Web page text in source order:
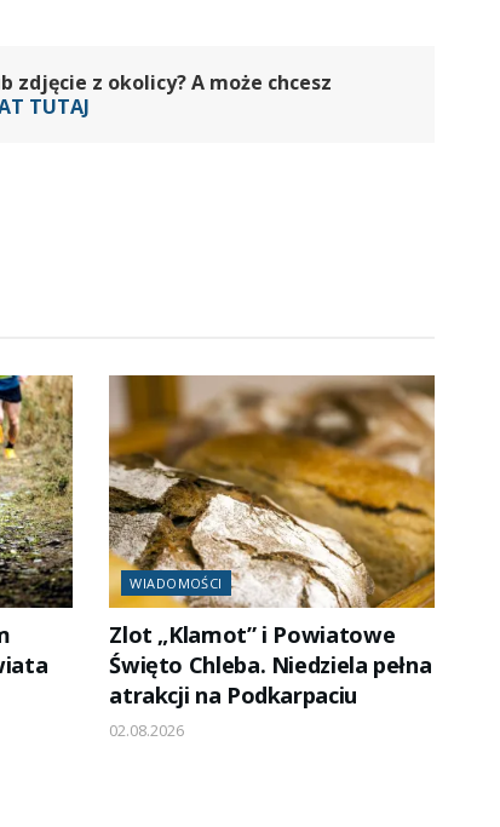
zdjęcie z okolicy? A może chcesz
TUTAJ
WIADOMOŚCI
Zlot „Klamot” i Powiatowe
Święto Chleba. Niedziela pełna
atrakcji na Podkarpaciu
02.08.2026